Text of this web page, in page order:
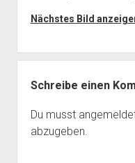
Nächstes Bild
Schreibe einen
Du musst
abzugeben.